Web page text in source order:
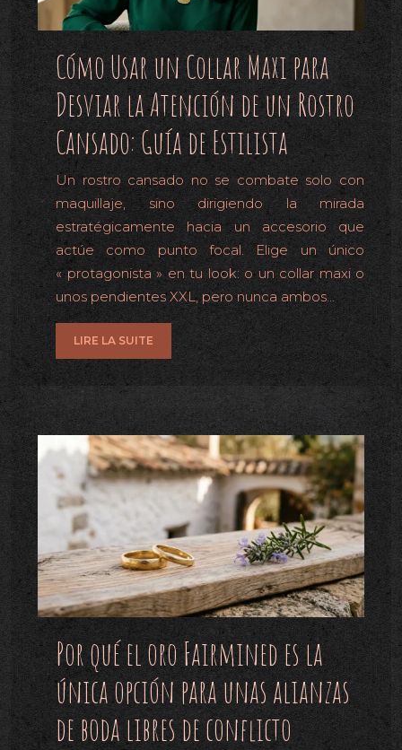
Cómo Usar un Collar Maxi para
Desviar la Atención de un Rostro
Cansado: Guía de Estilista
Un rostro cansado no se combate solo con
maquillaje, sino dirigiendo la mirada
estratégicamente hacia un accesorio que
actúe como punto focal. Elige un único
« protagonista » en tu look: o un collar maxi o
unos pendientes XXL, pero nunca ambos…
LIRE LA SUITE
Por qué el oro Fairmined es la
única opción para unas alianzas
de boda libres de conflicto